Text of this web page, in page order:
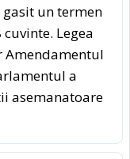
un termen
Legea
a
asemanatoare